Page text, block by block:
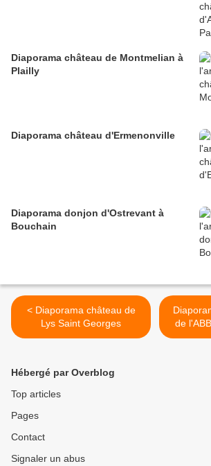
Diaporama château de Montmelian à
Plailly
Diaporama château d'Ermenonville
Diaporama donjon d'Ostrevant à
Bouchain
< Diaporama château de
Lys Saint Georges
Hébergé par Overblog
Top articles
Pages
Contact
Signaler un abus